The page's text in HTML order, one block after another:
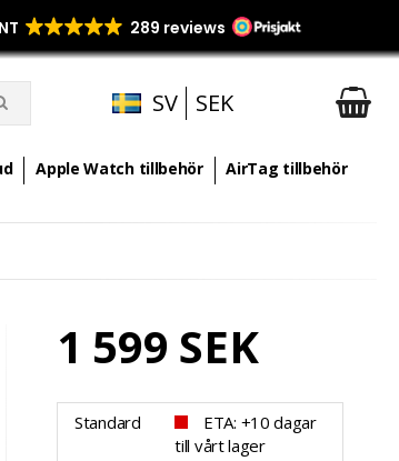
SV SEK
Apple Watch tillbehör AirTag tillbehör
1 599 SEK
Standard
ETA: +10 dagar
till vårt lager